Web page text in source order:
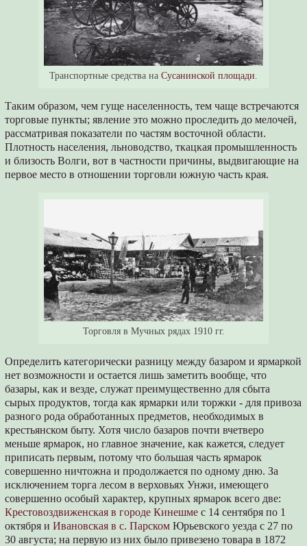
Транспортные средства на Сусанинской площади
Таким образом, чем гуще населенность, тем чаще встречаются
торговые пункты; явление это можно проследить до мелочей,
рассматривая показатели по частям восточной области.
Плотность населения, льноводство, ткацкая промышленность
и близость Волги, вот в частности причины, выдвигающие на
первое место в отношении торговли южную часть края.
Торговля в Мучных рядах 1910 гг.
Определить категорически разницу между базаром и ярмаркой
нет возможности и остается лишь заметить вообще, что
базары, как и везде, служат преимущественно для сбыта
сырых продуктов, тогда как ярмарки или торжки - для привоза
разного рода обработанных предметов, необходимых в
крестьянском быту. Хотя число базаров почти вчетверо
меньше ярмарок, но главное значение, как кажется, следует
приписать первым, потому что большая часть ярмарок
совершенно ничтожна и продолжается по одному дню. За
исключением торга лесом в верховьях Унжи, имеющего
совершенно особый характер, крупных ярмарок всего две:
Крестовоздвиженская в городе Кинешме с 14 сентября по 1
октября иИвановская в с. Парском Юрьевского уезда с 27 по
30 августа; на первую из них было привезено товара в 1872